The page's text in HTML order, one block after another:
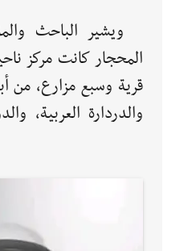
ويشير الباحث
المحجار كانت مركز
قرية وسبع مزارع، من
والدردارة العربية،